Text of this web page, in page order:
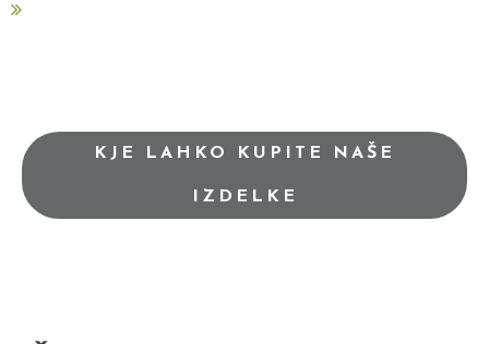
KJE LAHKO KUPITE NAŠE
IZDELKE